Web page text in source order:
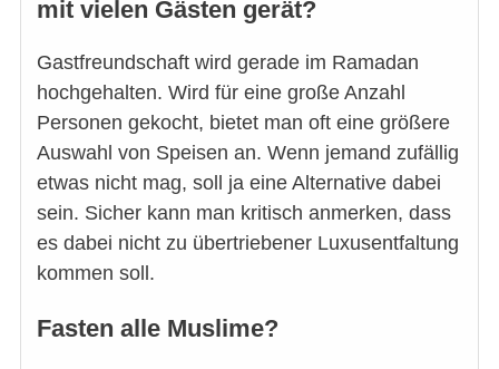
mit vielen Gästen gerät?
Gastfreundschaft wird gerade im Ramadan
hochgehalten. Wird für eine große Anzahl
Personen gekocht, bietet man oft eine größere
Auswahl von Speisen an. Wenn jemand zufällig
etwas nicht mag, soll ja eine Alternative dabei
sein. Sicher kann man kritisch anmerken, dass
es dabei nicht zu übertriebener Luxusentfaltung
kommen soll.
Fasten alle Muslime?